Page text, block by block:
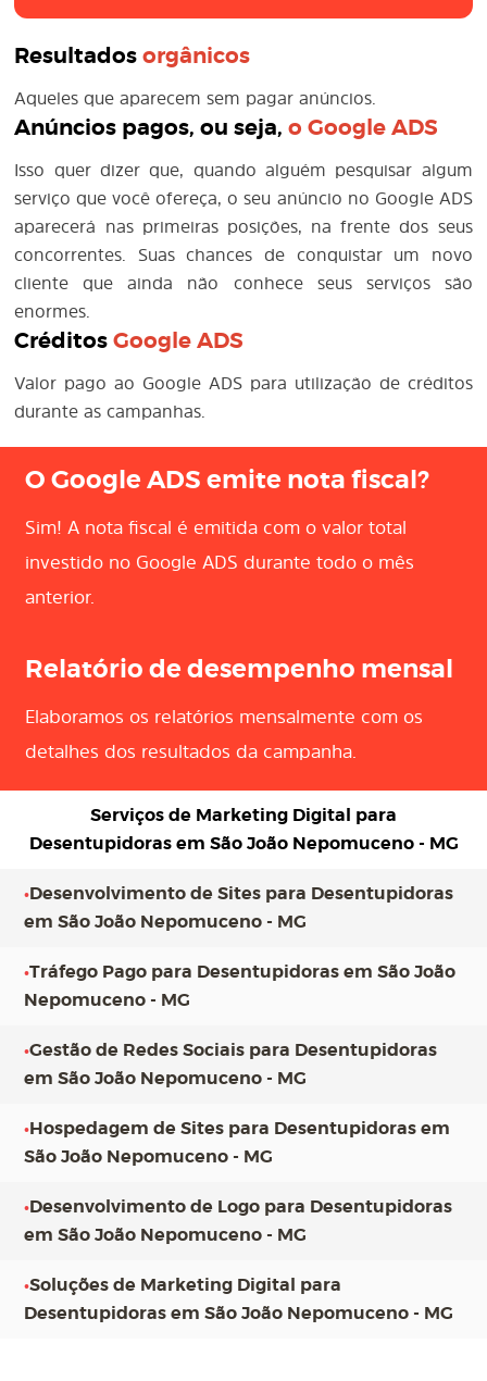
Resultadosorgânicos
Aqueles que aparecem sem pagar anúncios.
Anúncios pagos, ou seja,oGoogle ADS
Isso quer dizer que, quando alguém pesquisar algum
serviço que você ofereça, o seu anúncio no Google ADS
aparecerá nas primeiras posições, na frente dos seus
concorrentes. Suas chances de conquistar um novo
cliente que ainda não conhece seus serviços são
enormes.
CréditosGoogle ADS
Valor pago ao Google ADS para utilização de créditos
durante as campanhas.
O Google ADS emite nota fiscal?
Sim! A nota fiscal é emitida com o valor total
investido no Google ADS durante todo o mês
anterior.
Relatório de desempenho mensal
Elaboramos os relatórios mensalmente com os
detalhes dos resultados da campanha.
Serviços de Marketing Digital para
Desentupidoras em São João Nepomuceno - MG
•Desenvolvimento de Sites para Desentupidoras
em São João Nepomuceno - MG
•Tráfego Pago para Desentupidoras em São João
Nepomuceno - MG
•Gestão de Redes Sociais para Desentupidoras
em São João Nepomuceno - MG
•Hospedagem de Sites para Desentupidoras em
São João Nepomuceno - MG
•Desenvolvimento de Logo para Desentupidoras
em São João Nepomuceno - MG
•Soluções de Marketing Digital para
Desentupidoras em São João Nepomuceno - MG